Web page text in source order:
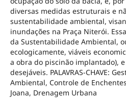
diversas medidas estruturais e
sustentabilidade ambiental,
inundações na Praça Niterói.
da Sustentabilidade Ambiental,
ecologicamente, viáveis
a obra do piscinão implantado),
desejáveis. PALAVRAS-CHAVE:
Ambiental, Controle de
Joana, Drenagem Urbana